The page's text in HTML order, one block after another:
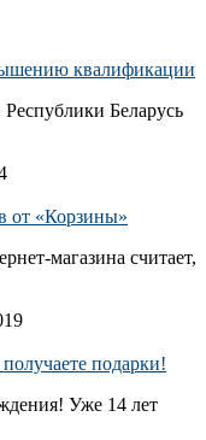
квалификации
Беларусь
от «Корзины»
магазина считает,
подарки!
Уже 14 лет